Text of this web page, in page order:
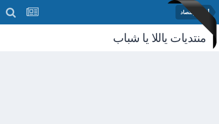
أخبار الإقتصاد
منتديات ياللا يا شباب